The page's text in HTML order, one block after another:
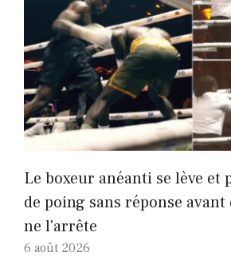
Le boxeur anéanti se lève et
de poing sans réponse
ne l'arrête
6 août 2026